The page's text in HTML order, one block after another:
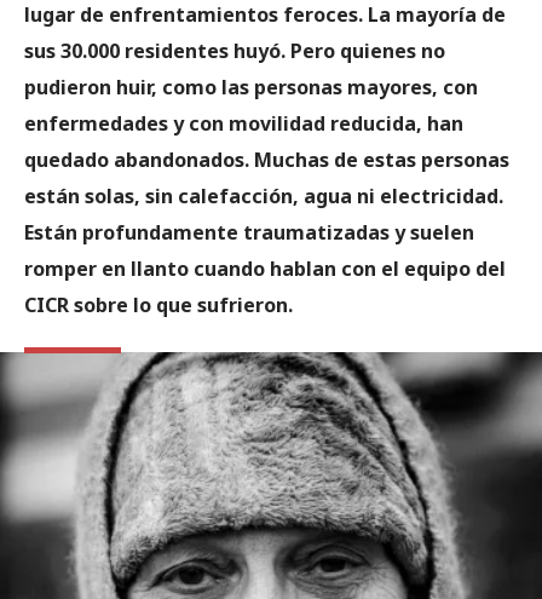
lugar de enfrentamientos feroces. La mayoría de
sus 30.000 residentes huyó. Pero quienes no
pudieron huir, como las personas mayores, con
enfermedades y con movilidad reducida, han
quedado abandonados. Muchas de estas personas
están solas, sin calefacción, agua ni electricidad.
Están profundamente traumatizadas y suelen
romper en llanto cuando hablan con el equipo del
CICR sobre lo que sufrieron.